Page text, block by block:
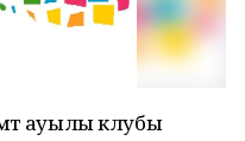
ауылы клубы